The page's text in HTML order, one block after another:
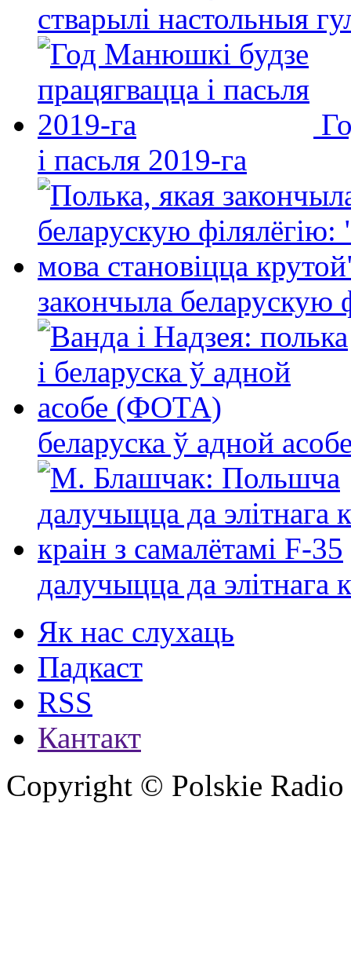
стварылі настольныя
і пасьля 2019-га
закончыла беларускую
беларуска ў адной
далучыцца да элітнага
Як нас слухаць
Падкаст
RSS
Кантакт
Copyright © Polskie